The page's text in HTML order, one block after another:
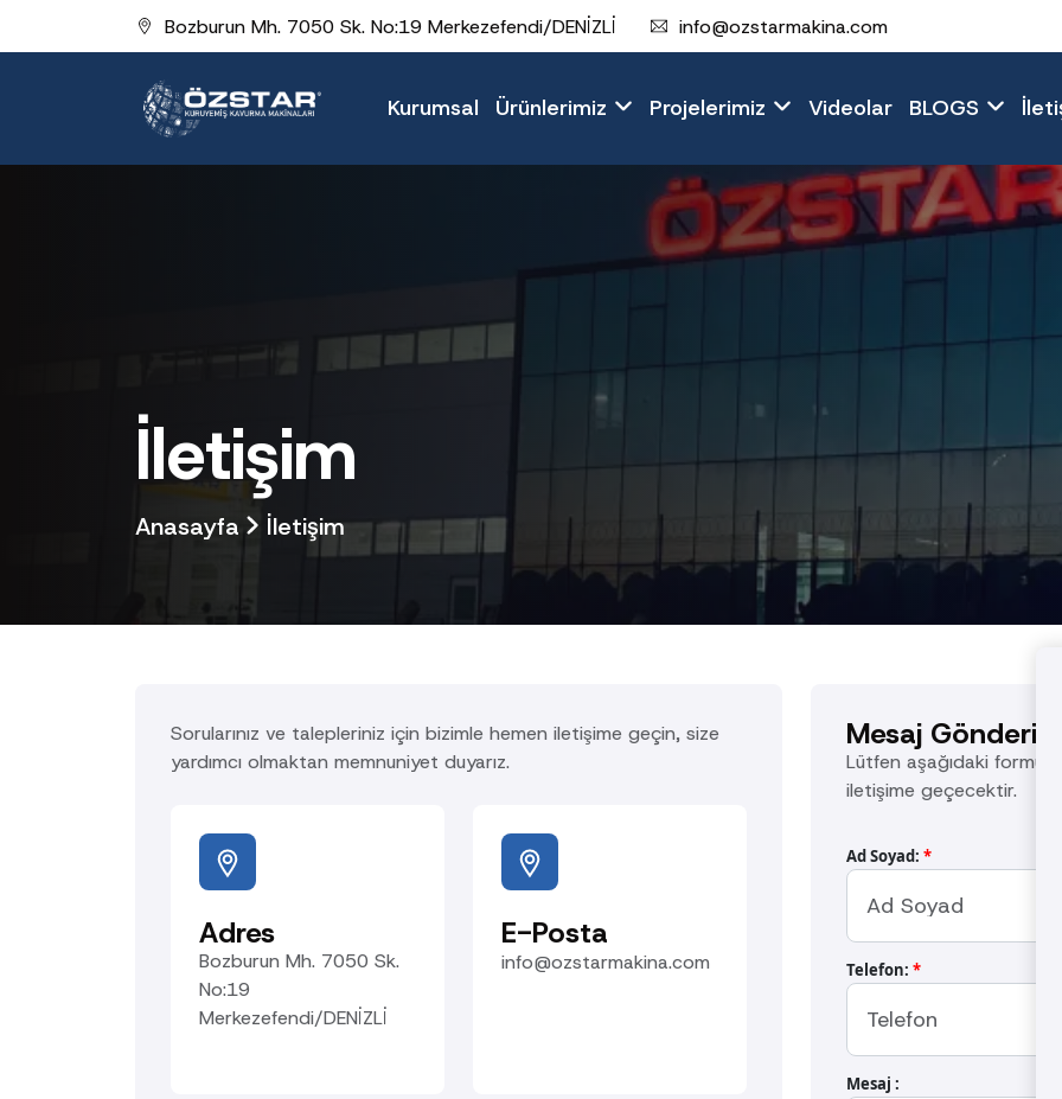
Bozburun Mh. 7050 Sk. No:19 Merkezefendi/DENİZLİ info@ozstarmakina.com
Kurumsal Ürünlerimiz Projelerimiz Videolar BLOGS
İletişim
Anasayfa İletişim
Sorularınız ve talepleriniz için bizimle hemen iletişime geçin, size
yardımcı olmaktan memnuniyet duyarız.
Adres
Bozburun Mh. 7050 Sk.
No:19
Merkezefendi/DENİZLİ
E-Posta
info@ozstarmakina.com
Mesaj Gönderin
Lütfen aşağıdaki formu
iletişime geçecektir.
Ad Soyad: *
Telefon: *
Mesaj :